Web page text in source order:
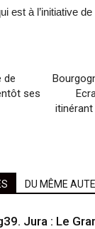
est à l’initiative
de
ses
DU MÊME
Jura : Le